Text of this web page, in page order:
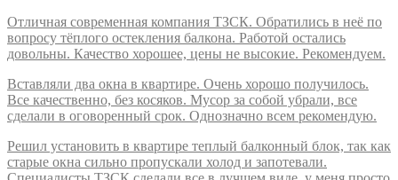
Отличная современная компания ТЗСК. Обратились в неё по
вопросу тёплого остекления балкона. Работой остались
довольны. Качество хорошее, цены не высокие. Рекомендуем.
Вставляли два окна в квартире. Очень хорошо получилось.
Все качественно, без косяков. Мусор за собой убрали, все
сделали в оговоренный срок. Однозначно всем рекомендую.
Решил установить в квартире теплый балконный блок, так как
старые окна сильно пропускали холод и запотевали.